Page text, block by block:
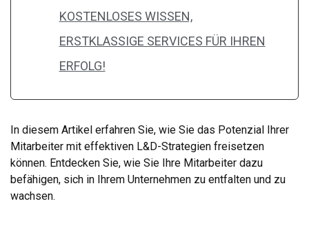
KOSTENLOSES WISSEN,
ERSTKLASSIGE SERVICES FÜR IHREN
ERFOLG!
In diesem Artikel erfahren Sie, wie Sie das Potenzial Ihrer
Mitarbeiter mit effektiven L&D-Strategien freisetzen
können. Entdecken Sie, wie Sie Ihre Mitarbeiter dazu
befähigen, sich in Ihrem Unternehmen zu entfalten und zu
wachsen.